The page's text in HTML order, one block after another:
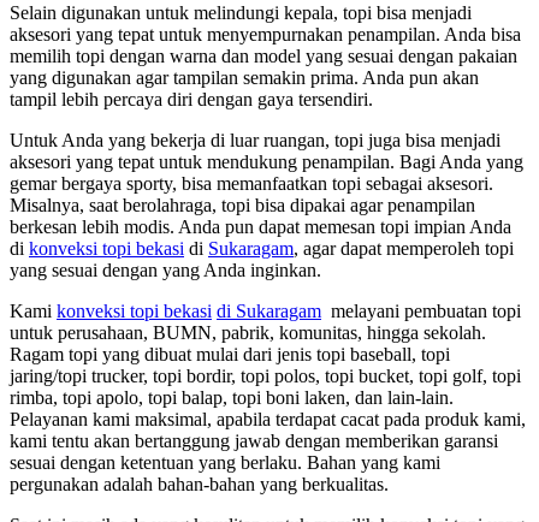
Selain digunakan untuk melindungi kepala, topi bisa menjadi
aksesori yang tepat untuk menyempurnakan penampilan. Anda bisa
memilih topi dengan warna dan model yang sesuai dengan pakaian
yang digunakan agar tampilan semakin prima. Anda pun akan
tampil lebih percaya diri dengan gaya tersendiri.
Untuk Anda yang bekerja di luar ruangan, topi juga bisa menjadi
aksesori yang tepat untuk mendukung penampilan. Bagi Anda yang
gemar bergaya sporty, bisa memanfaatkan topi sebagai aksesori.
Misalnya, saat berolahraga, topi bisa dipakai agar penampilan
berkesan lebih modis. Anda pun dapat memesan topi impian Anda
di konveksi topi bekasi di Sukaragam, agar dapat memperoleh topi
yang sesuai dengan yang Anda inginkan.
Kami konveksi topi bekasi di Sukaragam melayani pembuatan topi
untuk perusahaan, BUMN, pabrik, komunitas, hingga sekolah.
Ragam topi yang dibuat mulai dari jenis topi baseball, topi
jaring/topi trucker, topi bordir, topi polos, topi bucket, topi golf, topi
rimba, topi apolo, topi balap, topi boni laken, dan lain-lain.
Pelayanan kami maksimal, apabila terdapat cacat pada produk kami,
kami tentu akan bertanggung jawab dengan memberikan garansi
sesuai dengan ketentuan yang berlaku. Bahan yang kami
pergunakan adalah bahan-bahan yang berkualitas.